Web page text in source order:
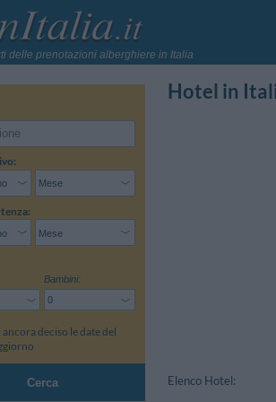
delle prenotazioni alberghiere in Italia
Bambini:
deciso le date del
Cerca
Hotel in
Elenco Hotel: